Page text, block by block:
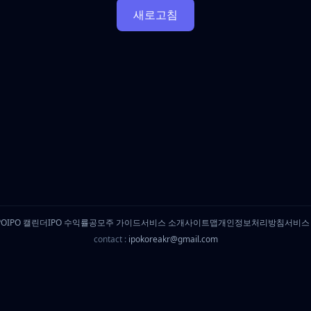
새로고침
IPO 캘린더IPO 수익률공모주 가이드서비스 소개사이트맵개인정보처리방침서비
contact : ipokoreakr@gmail.com